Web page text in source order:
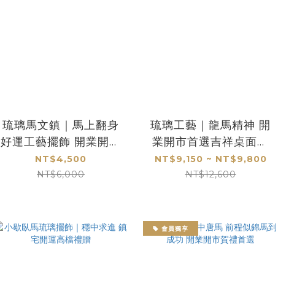
琉璃馬文鎮｜馬上翻身
好運工藝擺飾 開業開市
禮贈首選
NT$4,500
NT$6,000
琉璃工藝｜龍馬精神 開
業開市首選吉祥桌面工
藝品
NT$9,150 ~ NT$9,800
NT$12,600
會員獨享